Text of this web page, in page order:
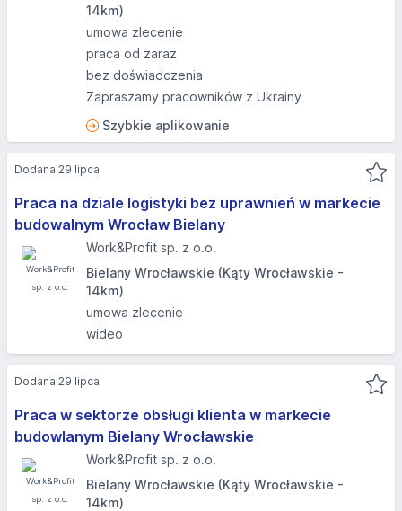
14km)
umowa zlecenie
praca od zaraz
bez doświadczenia
Zapraszamy pracowników z Ukrainy
Szybkie aplikowanie
Praca na dziale logistyki bez uprawnień w markecie
budowalnym Wrocław Bielany
Work&Profit sp. z o.o.
Bielany Wrocławskie (Kąty Wrocławskie -
14km)
umowa zlecenie
wideo
Dodana 29 lipca
Praca w sektorze obsługi klienta w markecie
budowlanym Bielany Wrocławskie
Work&Profit sp. z o.o.
Bielany Wrocławskie (Kąty Wrocławskie -
14km)
Dodana 29 lipca